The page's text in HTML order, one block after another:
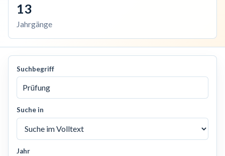
13
Jahrgänge
Suchbegriff
Suche in
Jahr